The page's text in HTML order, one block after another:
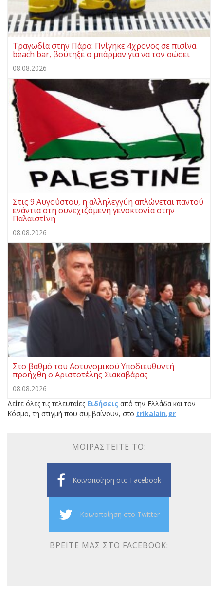
Τραγωδία στην Πάρο: Πνίγηκε 4χρονος σε πισίνα
beach bar, βούτηξε ο μπάρμαν για να τον σώσει
08.08.2026
Στις 9 Αυγούστου, η αλληλεγγύη απλώνεται παντού
ενάντια στη συνεχιζόμενη γενοκτονία στην
Παλαιστίνη
08.08.2026
Στο βαθμό του Αστυνομικού Υποδιευθυντή
προήχθη ο Αριστοτέλης Σιακαβάρας
08.08.2026
Δείτε όλες τις τελευταίες Ειδήσεις από την Ελλάδα και τον
Κόσμο, τη στιγμή που συμβαίνουν, στο trikalain.gr
ΜΟΙΡΑΣΤΕΊΤΕ ΤΟ:
Κοινοποίηση στο Facebook
Κοινοποίηση στο Twitter
ΒΡΕΊΤΕ ΜΑΣ ΣΤΟ FACEBOOK: